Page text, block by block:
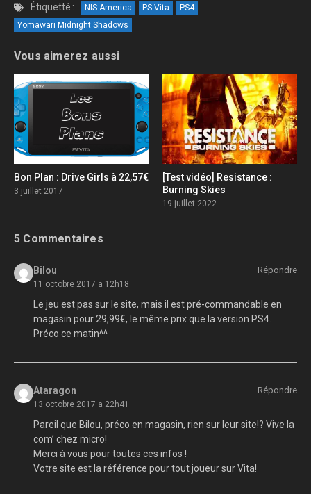
Étiquetté : NIS America PS Vita
PS4
Yomawari Midnight Shadows
Vous aimerez aussi
Bon Plan : Drive Girls à 22,57€
3 juillet 2017
[Test vidéo] Resistance :
Burning Skies
19 juillet 2022
5 Commentaires
Bilou
11 octobre 2017 a 12h18
Répondre
Le jeu est pas sur le site, mais il est pré-commandable en
magasin pour 29,99€, le même prix que la version PS4.
Préco ce matin^^
Ataragon
13 octobre 2017 a 22h41
Répondre
Pareil que Bilou, préco en magasin, rien sur leur site!? Vive la
com’ chez micro!
Merci à vous pour toutes ces infos !
Votre site est la référence pour tout joueur sur Vita!